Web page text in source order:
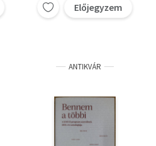
Előjegyzem
ANTIKVÁR